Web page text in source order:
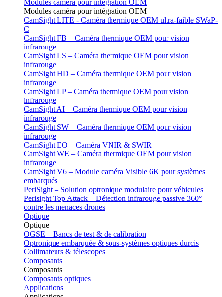
Modules caméra pour intégration OEM
Modules caméra pour intégration OEM
CamSight LITE - Caméra thermique OEM ultra-faible SWaP-
C
CamSight FB – Caméra thermique OEM pour vision
infrarouge
CamSight LS – Caméra thermique OEM pour vision
infrarouge
CamSight HD – Caméra thermique OEM pour vision
infrarouge
CamSight LP – Caméra thermique OEM pour vision
infrarouge
CamSight AI – Caméra thermique OEM pour vision
infrarouge
CamSight SW – Caméra thermique OEM pour vision
infrarouge
CamSight EO – Caméra VNIR & SWIR
CamSight WE – Caméra thermique OEM pour vision
infrarouge
CamSight V6 – Module caméra Visible 6K pour systèmes
embarqués
PeriSight – Solution optronique modulaire pour véhicules
Perisight Top Attack – Détection infrarouge passive 360°
contre les menaces drones
Optique
Optique
OGSE – Bancs de test & de calibration
Optronique embarquée & sous-systèmes optiques durcis
Collimateurs & télescopes
Composants
Composants
Composants optiques
Applications